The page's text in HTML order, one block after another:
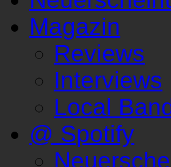
Magazin
Reviews
Interviews
Local
@ Spotify